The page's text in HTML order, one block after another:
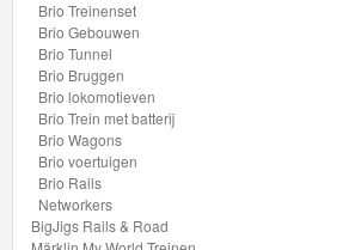
Treinenset
Brio
Gebouwen
Brio
Tunnel
Brio Treinenset
Brio Gebouwen
Brio Tunnel
Brio Bruggen
Brio lokomotieven
Brio Trein met batterij
Brio Wagons
Brio voertuigen
Brio Rails
Networkers
BigJigs Rails & Road